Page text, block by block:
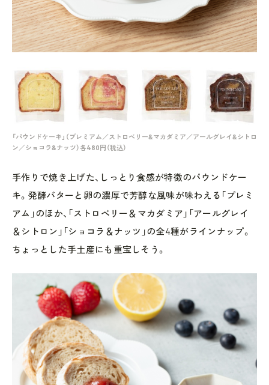
「パウンドケーキ」（プレミアム／ストロベリー&マカダミア／アールグレイ&シトロ
ン／ショコラ&ナッツ）各480円（税込）
手作りで焼き上げた、しっとり食感が特徴のパウンドケー
キ。発酵バターと卵の濃厚で芳醇な風味が味わえる「プレミ
アム」のほか、「ストロベリー＆マカダミア」「アールグレイ
＆シトロン」「ショコラ＆ナッツ」の全4種がラインナップ。
ちょっとした手土産にも重宝しそう。